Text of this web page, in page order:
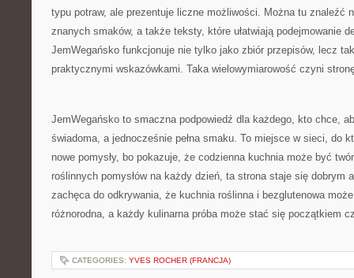
typu potraw, ale prezentuje liczne możliwości. Można tu znaleźć
znanych smaków, a także teksty, które ułatwiają podejmowanie
JemWegańsko funkcjonuje nie tylko jako zbiór przepisów, lecz
praktycznymi wskazówkami. Taka wielowymiarowość czyni
JemWegańsko to smaczna podpowiedź dla każdego, kto chce,
świadoma, a jednocześnie pełna smaku. To miejsce w sieci, do
nowe pomysły, bo pokazuje, że codzienna kuchnia może być
roślinnych pomysłów na każdy dzień, ta strona staje się dobrym
zachęca do odkrywania, że kuchnia roślinna i bezglutenowa
różnorodna, a każdy kulinarna próba może stać się początkiem
CATEGORIES: YVES ROCHER (FRANCJA)